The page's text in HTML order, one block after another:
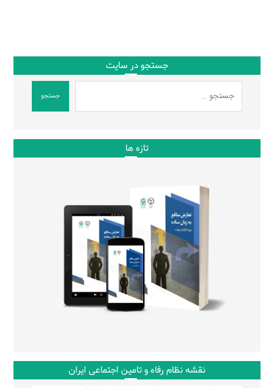
جستجو در سایت
جستجو
تازه ها
نقشه نظام رفاه و تامین اجتماعی ایران